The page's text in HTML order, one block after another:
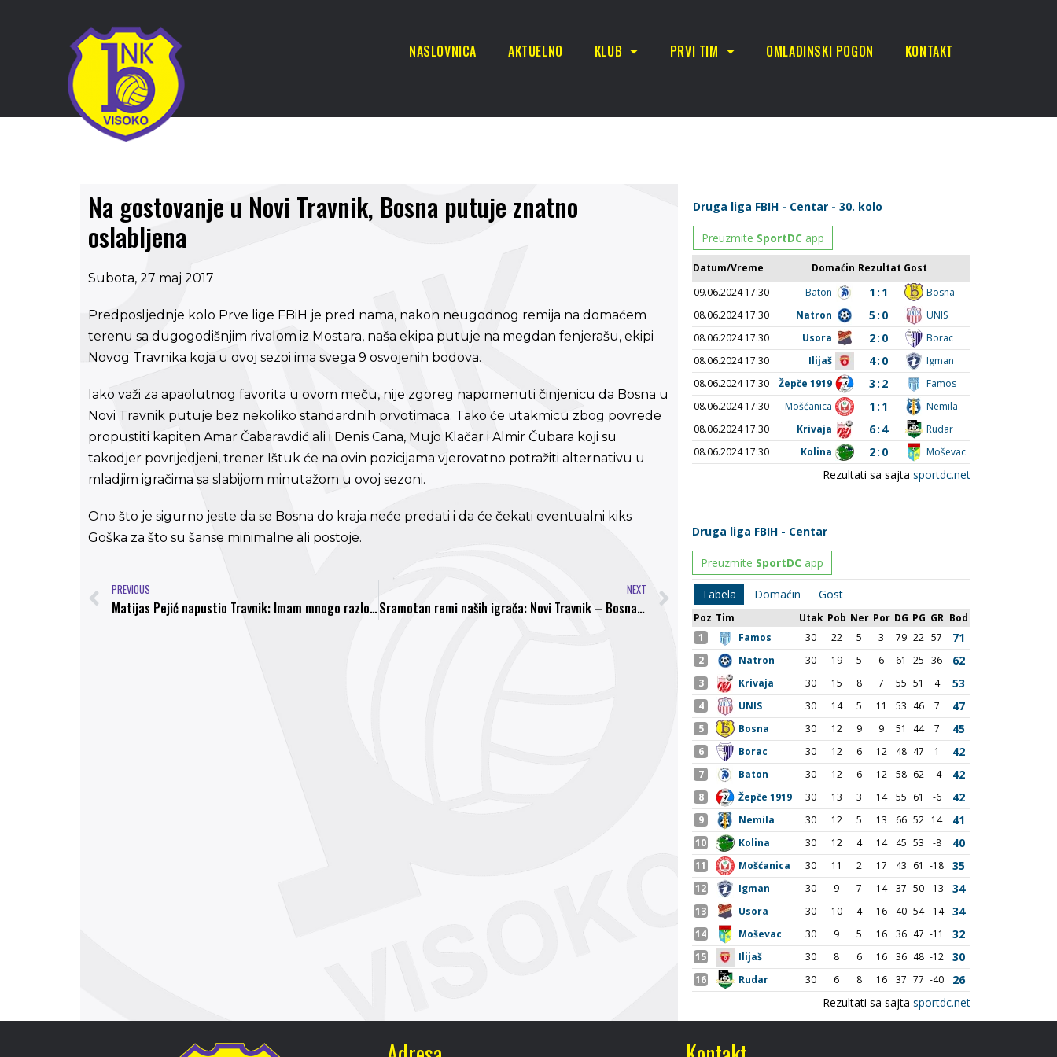
NASLOVNICA AKTUELNO KLUB PRVI TIM OMLADINSKI POGON KONTAKT
Na gostovanje u Novi Travnik, Bosna putuje znatno
oslabljena
Subota, 27 maj 2017
Predposljednje kolo Prve lige FBiH je pred nama, nakon neugodnog remija na domaćem
terenu sa dugogodišnjim rivalom iz Mostara, naša ekipa putuje na megdan fenjerašu, ekipi
Novog Travnika koja u ovoj sezoi ima svega 9 osvojenih bodova.
Iako važi za apaolutnog favorita u ovom meču, nije zgoreg napomenuti činjenicu da Bosna u
Novi Travnik putuje bez nekoliko standardnih prvotimaca. Tako će utakmicu zbog povrede
propustiti kapiten Amar Čabaravdić ali i Denis Cana, Mujo Klačar i Almir Čubara koji su
takodjer povrijedjeni, trener Ištuk će na ovin pozicijama vjerovatno potražiti alternativu u
mladjim igračima sa slabijom minutažom u ovoj sezoni.
Ono što je sigurno jeste da se Bosna do kraja neće predati i da će čekati eventualni kiks
Goška za što su šanse minimalne ali postoje.
PREVIOUS
Matijas Pejić napustio Travnik: Imam mnogo razloga za to
NEXT
Sramotan remi naših igrača: Novi Travnik – Bosna 1:1, Premijer liga i definitivno nedostižna